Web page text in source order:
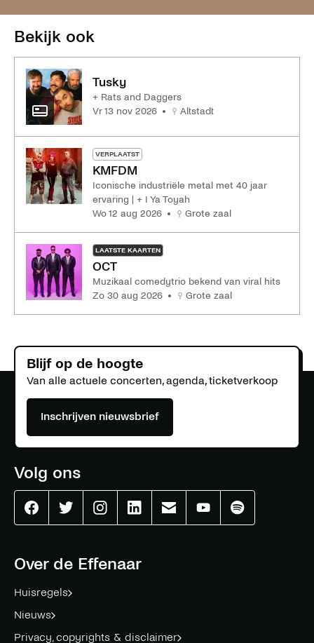
Bekijk ook
Tusky
+ Rats and Daggers
vr 13 nov 2026
Altstadt
VERPLAATST
KMFDM
Iconische industriële metal met 40 jaar
ervaring | + I Ya Toyah
wo 12 aug 2026
Grote zaal
LAATSTE KAARTEN
OCT
Muzikaal comedytrio bekend van viral hits
zo 30 aug 2026
Grote zaal
Over de Effenaar
Huisregels
Nieuws
Privacy, copyrights & disclaimer
Blijf op de hoogte
Van alle actuele concerten, agenda, ticketverkoop
Inschrijven nieuwsbrief
Volg ons
EffenaarEffenaarEffenaarEffenaarEffenaarEffenaarEffenaar